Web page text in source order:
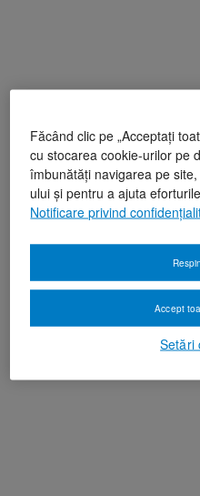
Făcând clic pe „Acceptați
cu stocarea cookie-urilor pe
îmbunătăți navigarea pe
ului și pentru a ajuta
Notificare privind
Setări
Accept